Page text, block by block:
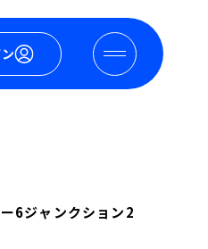
6ジャンクション2